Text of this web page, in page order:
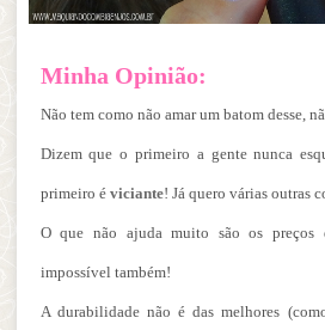
Minha Opinião:
Não tem como não amar um batom desse,
Dizem que o primeiro a gente nunca
primeiro é viciante! Já quero várias outras
O que não ajuda muito são os preços
impossível também!
A durabilidade não é das melhores